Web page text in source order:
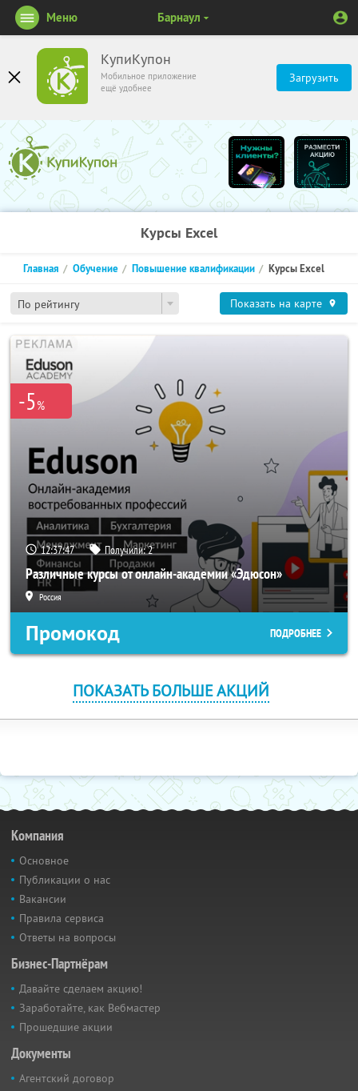
КупиКупон
Мобильное приложение
ещё удобнее
Загрузить
Меню Барнаул
Курсы Excel
По рейтингу
Главная Обучение Повышение квалификации Курсы Excel
Показать на карте
-5%
12:37:47 Получили:2
Различные курсы от онлайн-академии «Эдюсон»
Россия
Промокод ПОДРОБНЕЕ
ПОКАЗАТЬ БОЛЬШЕ АКЦИЙ
Компания
Основное
Публикации о нас
Вакансии
Правила сервиса
Ответы на вопросы
Бизнес-Партнёрам
Давайте сделаем акцию!
Заработайте, как Вебмастер
Прошедшие акции
Документы
Агентский договор